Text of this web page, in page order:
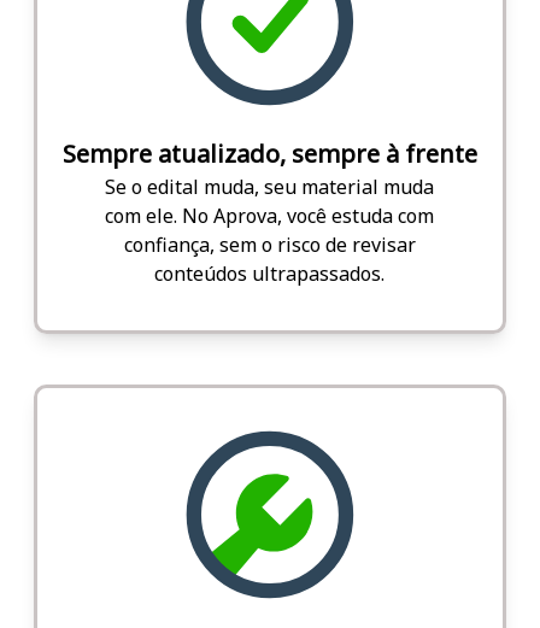
Sempre atualizado, sempre à frente
Se o edital muda, seu material muda
com ele. No Aprova, você estuda com
confiança, sem o risco de revisar
conteúdos ultrapassados.